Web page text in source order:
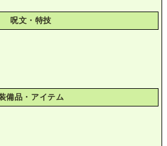
呪文・特技
備品・アイテム